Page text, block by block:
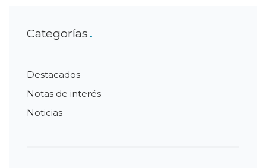
Categorías
Destacados
Notas de interés
Noticias